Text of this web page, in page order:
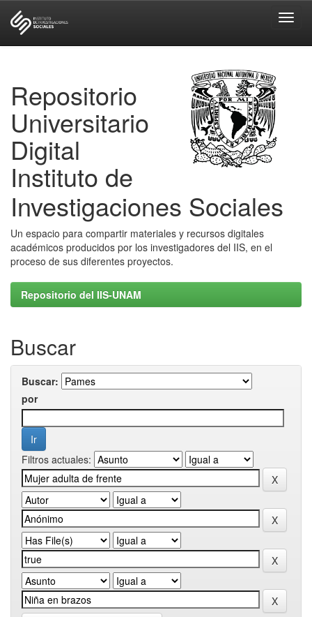
Repositorio
Universitario
Digital
Instituto de
Investigaciones Sociales
Un espacio para compartir materiales y recursos digitales
académicos producidos por los investigadores del IIS, en el
proceso de sus diferentes proyectos.
Repositorio del IIS-UNAM
Buscar
Buscar:
por
Filtros actuales: